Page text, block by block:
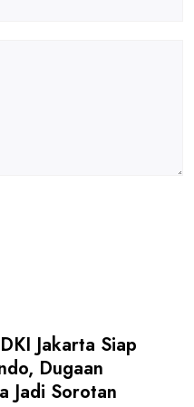
Jakarta Siap
Dugaan
Jadi Sorotan